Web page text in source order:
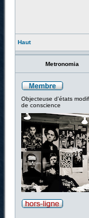
Haut
Metronomia
Objecteuse d'états
de conscience